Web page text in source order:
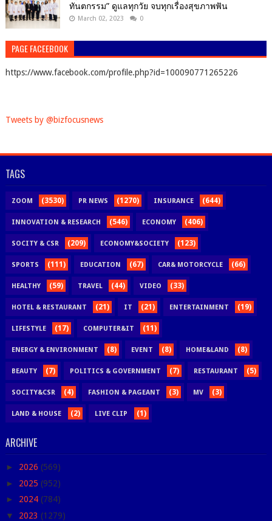
ทันตกรรม” ดูแลทุกวัย จบทุกเรื่องสุขภาพฟัน
March 02, 2023 0
PAGE FACEEBOOK
https://www.facebook.com/profile.php?id=100090771265226
Tweets by @bizfocusnews
TAGS
ZOOM (3530) PR NEWS (1270) INSURANCE (644)
INNOVATION & RESEARCH (546) ECONOMY (406)
SOCITY & CSR (209) ECONOMY&SOCIETY (123)
SPORTS (111) EDUCATION (67) CAR& MOTORCYCLE (66)
HEALTHY (59) TRAVEL (44) VIDEO (33)
HOTEL & RESTAURANT (21) IT (21) ENTERTAINMENT (19)
LIFESTYLE (17) COMPUTER&IT (11)
ENERGY & ENVIRONMENT (8) EVENT (8) HOME&LAND (8)
BEAUTY (7) POLITICS & GOVERNMENT (7) RESTAURANT (5)
SOCITY&CSR (4) FASHION & PAGEANT (3) MV (3)
LAND & HOUSE (2) LIVE CLIP (1)
ARCHIVE
► 2026 (569)
► 2025 (952)
► 2024 (784)
▼ 2023 (1279)